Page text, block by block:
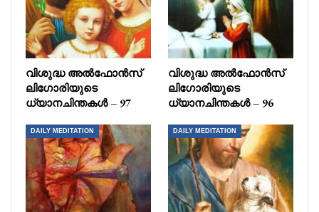
വിശുദ്ധ അൽഫോൻസ്
ലിഗോരിയുടെ
ധ്യാനചിന്തകൾ – 97
വിശുദ്ധ അൽഫോൻസ്
ലിഗോരിയുടെ
ധ്യാനചിന്തകൾ – 96
DAILY MEDITATION DAILY MEDITATION